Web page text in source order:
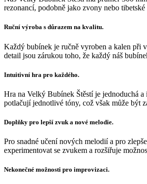
rezonancí, podobně jako zvony nebo
Ruční výroba s důrazem na kvalitu.
Každý bubínek je ručně vyroben a kalen při
detail jsou zárukou toho, že každý náš
Intuitivní hra pro každého.
Hra na Velký Bubínek Štěstí je jednoduchá
potlačují jednotlivé tóny, což však může být
Doplňky pro lepší zvuk a nové melodie.
Pro snadné učení nových melodií a pro
experimentovat se zvukem a rozšiřuje
Nekonečné možnosti pro improvizaci.